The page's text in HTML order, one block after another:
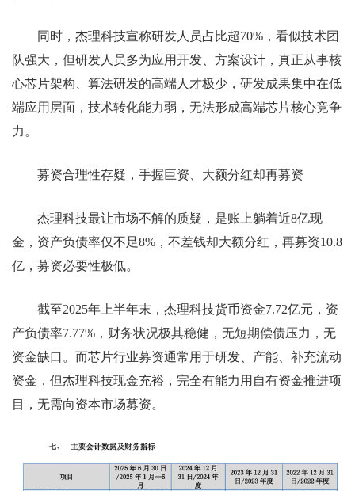
同时，杰理科技宣称研发人员占比超70%，看似技术团
队强大，但研发人员多为应用开发、方案设计，真正从事核
心芯片架构、算法研发的高端人才极少，研发成果集中在低
端应用层面，技术转化能力弱，无法形成高端芯片核心竞争
力。
募资合理性存疑，手握巨资、大额分红却再募资
杰理科技最让市场不解的质疑，是账上躺着近8亿现
金，资产负债率仅不足8%，不差钱却大额分红，再募资10.8
亿，募资必要性极低。
截至2025年上半年末，杰理科技货币资金7.72亿元，资
产负债率7.77%，财务状况极其稳健，无短期偿债压力，无
资金缺口。而芯片行业募资通常用于研发、产能、补充流动
资金，但杰理科技现金充裕，完全有能力用自有资金推进项
目，无需向资本市场募资。